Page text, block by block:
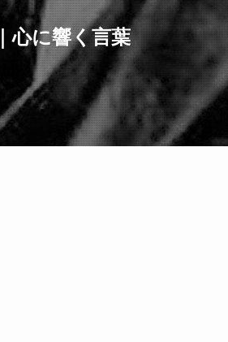
心に響く言葉